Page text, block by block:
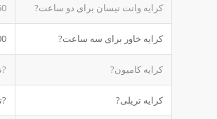
کرایه وانت نیسان برای دو ساعت? 550
کرایه خاور برای سه ساعت? 800
کرایه کامیون?
کرایه تریلی?